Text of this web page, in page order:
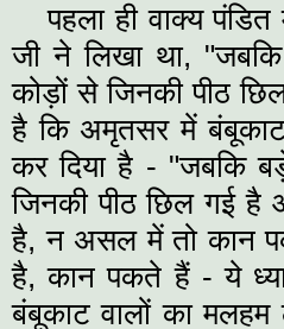
पहला ही वाक्‍य पंडित
जी ने लिखा था,
कोड़ों से जिनकी पीठ
है कि अमृतसर में
कर दिया है - "जबकि
जिनकी पीठ छिल गई
है, न असल में तो कान
है, कान पकते हैं - ये
बंबूकाट वालों का